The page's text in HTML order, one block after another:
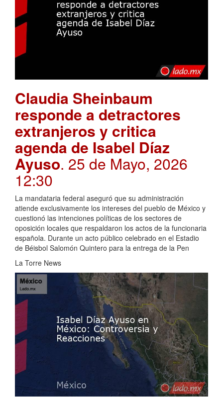
Claudia Sheinbaum
responde a detractores
extranjeros y critica
agenda de Isabel Díaz
Ayuso. 25 de Mayo, 2026
12:30
La mandataria federal aseguró que su administración
atiende exclusivamente los intereses del pueblo de México y
cuestionó las intenciones políticas de los sectores de
oposición locales que respaldaron los actos de la funcionaria
española. Durante un acto público celebrado en el Estadio
de Béisbol Salomón Quintero para la entrega de la Pen
La Torre News